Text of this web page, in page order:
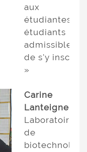
aux
étudiantes et
étudiants
admissibles
de s'y inscrire.
»
Carine
Lanteigne
Laboratoire
de
biotechnologi